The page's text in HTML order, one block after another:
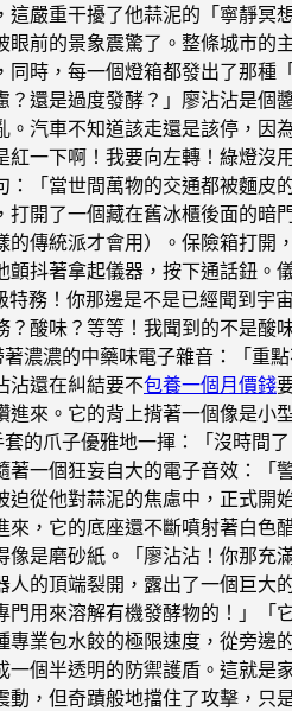
嚴重干擾了他蒜泥的「寧靜
前的景象震驚了。整條城市
同時，每一個燈箱都發出了那種
還是過度發酵？」廖沾沾是個
汽車不知道該走還是該停，
一下啊！我要向左轉！綠燈
「當世間萬物的交通都被麵
開了一個藏在舊冰櫃後面的暗
的傳統派才會用）。保險箱打
顫抖著拿起儀器，按下通話鈕
務！你那邊是不是已經聞到宇
酸味？等等！我聞到的不是
濃濃的中藥味電子雜音：「
還在糾結要不包養一個月價錢
進來。它的背上揹著一個像是
的爪子優雅地一揮：「沒時間
一個狂妄自大的電子音效：
迫從他對蒜泥的焦慮中，正式開
，它的底座還不斷噴射著白
是磨砂紙。「廖沾沾！你那
人的頂端裂開，露出了一個巨
門用來溶解有機發酵物的！」
業包水餃的極限速度，從旁
個半透明的防禦護盾。這就
，但奇蹟般地擋住了攻擊，